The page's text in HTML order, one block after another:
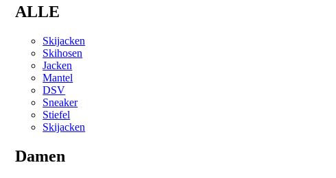
ALLE
Skijacken
Skihosen
Jacken
Mantel
DSV
Sneaker
Stiefel
Skijacken
Damen